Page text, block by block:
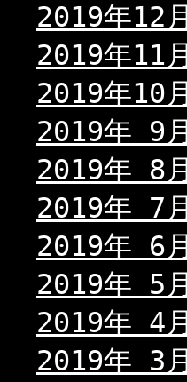
2019年12月
2019年11月
2019年10月
2019年 9月
2019年 8月
2019年 7月
2019年 6月
2019年 5月
2019年 4月
2019年 3月